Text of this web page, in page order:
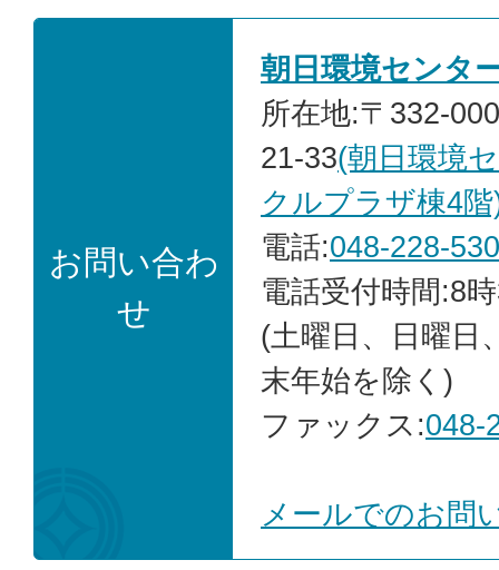
お問い合わ
せ
朝日環境センタ
所在地:〒332-
21-33(朝日環境
クルプラザ棟4
電話:048-228-
電話受付時間:8
(土曜日、日曜日
末年始を除く)
ファックス:048-
メールでのお問